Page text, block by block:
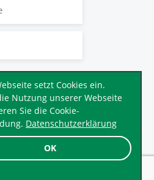
OK
setzt Cookies ein.
Nutzung unserer Webseite
Sie die Cookie-
Datenschutzerklärung
.*